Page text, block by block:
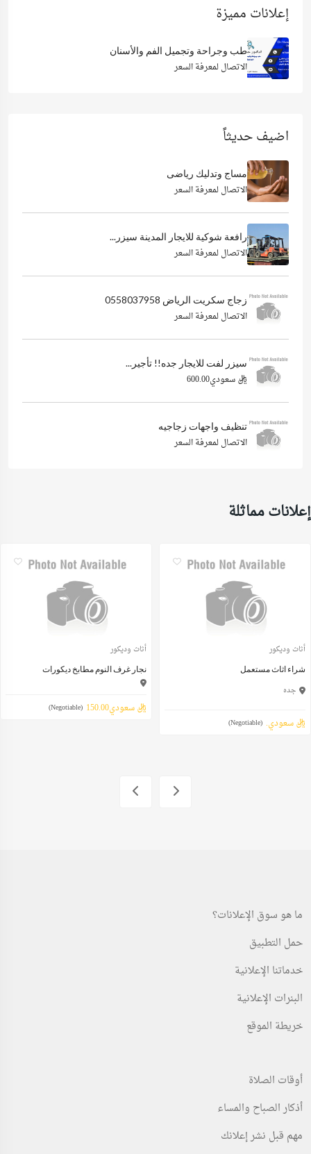
إعلانات مميزة
طب وجراحة وتجميل الفم والأسنان
الاتصال لمعرفة السعر
اضيف حديثاً
مساج وتدليك رياضى
الاتصال لمعرفة السعر
رافعة شوكية للايجار المدينة سيزر...
الاتصال لمعرفة السعر
زجاج سكريت الرياض 0558037958
الاتصال لمعرفة السعر
سيزر لفت للايجار جده!! تأجير...
ريال سعودي600.00
تنظيف واجهات زجاجيه
الاتصال لمعرفة السعر
إعلانات مماثلة
أثاث وديكور
شراء اثاث مستعمل
جده
ريال سعودي. (Negotiable)
أثاث وديكور
نجار غرف النوم مطابخ ديكورات
ريال سعودي150.00 (Negotiable)
ما هو سوق الإعلانات؟
حمل التطبيق
خدماتنا الإعلانية
البنرات الإعلانية
خريطة الموقع
أوقات الصلاة
أذكار الصباح والمساء
مهم قبل نشر إعلانك